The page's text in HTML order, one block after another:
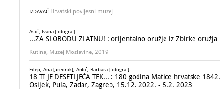
IZDAVAČ Hrvatski povijesni muzej
Asić, Ivana [fotograf]
...ZA SLOBODU ZLATNU! : orijentalno oružje iz Zbirke
Kutina, Muzej Moslavine, 2019
Filep, Ana [urednik]; Antić, Barbara [fotograf]
18 TI JE DESETLJEĆA TEK... : 180 godina Matice hrvatske
Osijek, Pula, Zadar, Zagreb, 15.12. 2022. - 5.2. 2023.